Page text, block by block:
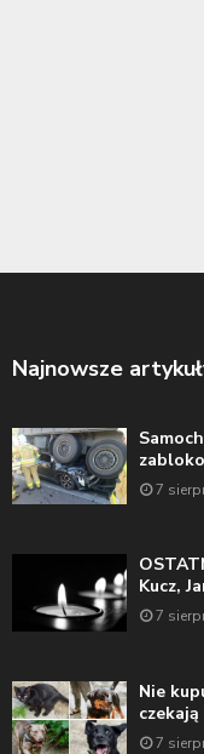
Najnowsze
7
Kucz,
7
Nie
7